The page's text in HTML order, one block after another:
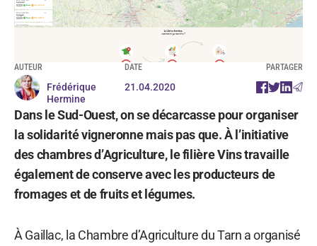
AUTEUR
Frédérique
Hermine
DATE
21.04.2020
PARTAGER
Dans le Sud-Ouest, on se décarcasse pour organiser
la solidarité vigneronne mais pas que. À l’initiative
des chambres d’Agriculture, le filière Vins travaille
également de conserve avec les producteurs de
fromages et de fruits et légumes.
À Gaillac, la Chambre d’Agriculture du Tarn a organisé